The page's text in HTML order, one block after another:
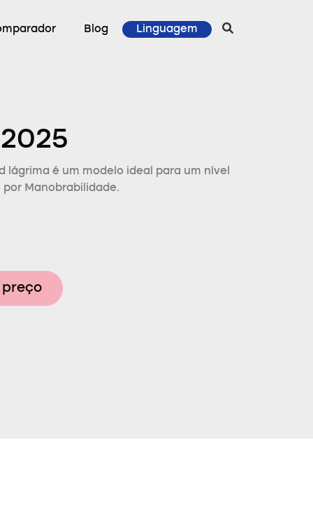
Blog Linguagem
lágrima é um modelo ideal para um nível
Manobrabilidade.
preço